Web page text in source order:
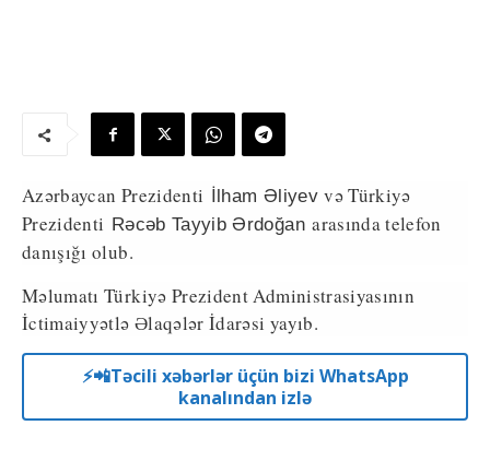
Azərbaycan Prezidenti İlham Əliyevvə Türkiyə
Prezidenti Rəcəb Tayyib Ərdoğanarasında telefon
danışığı olub.
Məlumatı Türkiyə Prezident Administrasiyasının
İctimaiyyətlə Əlaqələr İdarəsi yayıb.
⚡️📲Təcili xəbərlər üçün bizi WhatsApp
kanalından izlə